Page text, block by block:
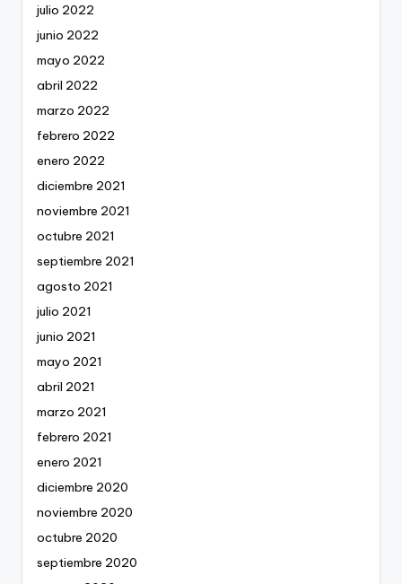
julio 2022
junio 2022
mayo 2022
abril 2022
marzo 2022
febrero 2022
enero 2022
diciembre 2021
noviembre 2021
octubre 2021
septiembre 2021
agosto 2021
julio 2021
junio 2021
mayo 2021
abril 2021
marzo 2021
febrero 2021
enero 2021
diciembre 2020
noviembre 2020
octubre 2020
septiembre 2020